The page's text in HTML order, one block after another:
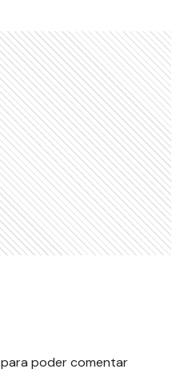
para poder comentar